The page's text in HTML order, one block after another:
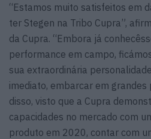
“Estamos muito satisfeitos em
ter Stegen na Tribo Cupra”,
da Cupra. “Embora já
performance em campo,
sua extraordinária
imediato, embarcar em
disso, visto que a Cupra
capacidades no mercado com
produto em 2020, contar com